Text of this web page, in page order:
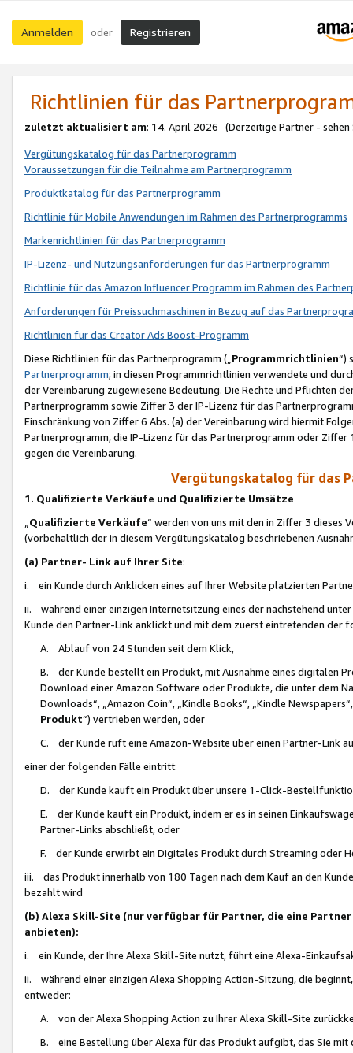
Anmelden oder Registrieren
Richtlinien für das
zuletzt aktualisiert am: 14. April 2026 (Derzeitige Partner - sehen
Vergütungskatalog für das Partnerprogramm
Voraussetzungen für die Teilnahme am Partnerprogramm
Produktkatalog für das Partnerprogramm
Richtlinie für Mobile Anwendungen im Rahmen des Partnerprogramms
Markenrichtlinien für das Partnerprogramm
IP-Lizenz- und Nutzungsanforderungen für das Partnerprogramm
Richtlinie für das Amazon Influencer Programm im Rahmen des
Anforderungen für Preissuchmaschinen in Bezug auf das
Richtlinien für das Creator Ads Boost-Programm
Diese Richtlinien für das Partnerprogramm („Programmrichtlinien“)
Partnerprogramm; in diesen Programmrichtlinien verwendete und
der Vereinbarung zugewiesene Bedeutung. Die Rechte und Pflichten
Partnerprogramm sowie Ziffer 3 der IP-Lizenz für das
Einschränkung von Ziffer 6 Abs. (a) der Vereinbarung wird hiermit
Partnerprogramm, die IP-Lizenz für das Partnerprogramm oder
gegen die Vereinbarung.
Vergütungskatalog für das
1. Qualifizierte Verkäufe und Qualifizierte Umsätze
Qualifizierte Verkäufe“ werden von uns mit den in Ziffer 3
(vorbehaltlich der in diesem Vergütungskatalog beschriebenen
(a) Partner- Link auf Ihrer Site:
i. ein Kunde durch Anklicken eines auf Ihrer Website platzierten
ii. während einer einzigen Internetsitzung eines der nachstehend
Kunde den Partner-Link anklickt und mit dem zuerst eintretenden der
A. Ablauf von 24 Stunden seit dem Klick,
B. der Kunde bestellt ein Produkt, mit Ausnahme eines digitalen
Download einer Amazon Software oder Produkte, die unter dem
Downloads“, „Amazon Coin“, „Kindle Books“, „Kindle
Produkt“) vertrieben werden, oder
C. der Kunde ruft eine Amazon-Website über einen Partner-Link
einer der folgenden Fälle eintritt:
D. der Kunde kauft ein Produkt über unsere 1-Click-
E. der Kunde kauft ein Produkt, indem er es in seinen
Partner-Links abschließt, oder
F. der Kunde erwirbt ein Digitales Produkt durch Streaming oder
iii. das Produkt innerhalb von 180 Tagen nach dem Kauf an den
bezahlt wird
(b) Alexa Skill-Site (nur verfügbar für Partner, die eine
anbieten):
i. ein Kunde, der Ihre Alexa Skill-Site nutzt, führt eine Alexa-
ii. während einer einzigen Alexa Shopping Action-Sitzung, die
entweder:
A. von der Alexa Shopping Action zu Ihrer Alexa Skill-Site
B. eine Bestellung über Alexa für das Produkt aufgibt, das Sie mit